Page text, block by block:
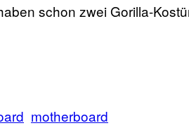
schon zwei Gorilla-
motherboard